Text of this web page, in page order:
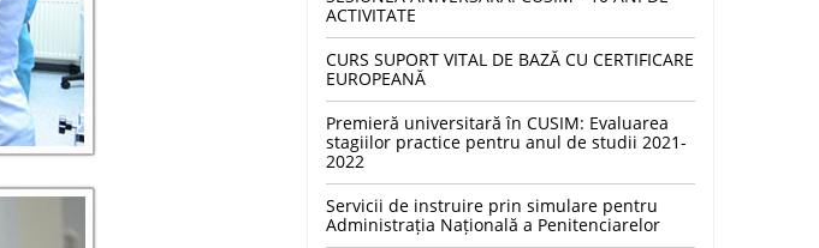
ACTIVITATE
CURS SUPORT VITAL DE BAZĂ CU CERTIFICARE
EUROPEANĂ
Premieră universitară în CUSIM: Evaluarea
stagiilor practice pentru anul de studii 2021-
2022
Servicii de instruire prin simulare pentru
Administrația Națională a Penitenciarelor